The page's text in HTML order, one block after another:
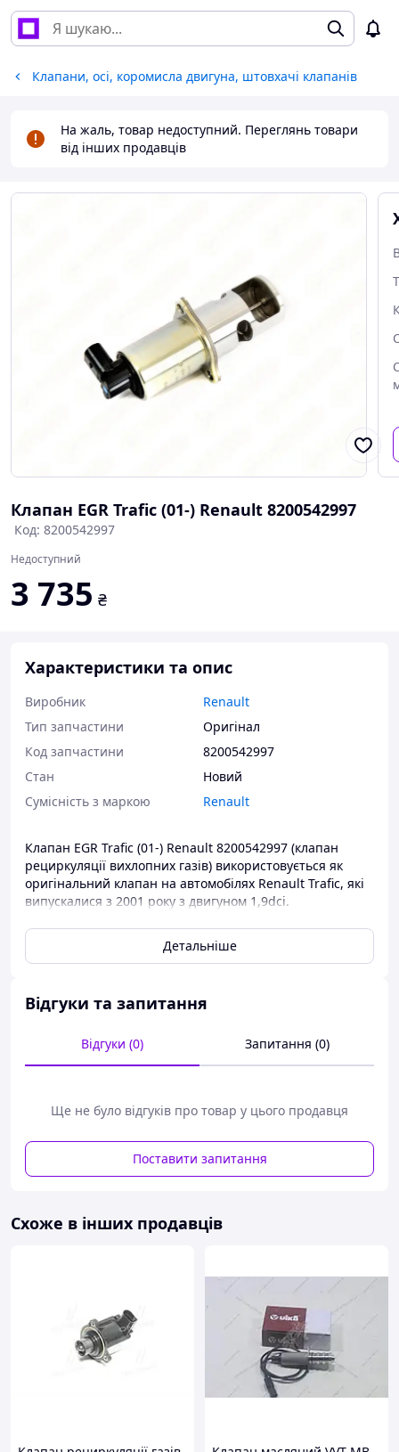
Клапани, осі, коромисла двигуна, штовхачі клапанів
На жаль, товар недоступний. Переглянь товари
від інших продавців
Клапан EGR Trafic (01-) Renault 8200542997
Код: 8200542997
Недоступний
3 735 ₴
Характеристики та опис
Виробник
Renault
Тип запчастини
Оригінал
Код запчастини
8200542997
Стан
Новий
Сумісність з маркою
Renault
Клапан EGR Trafic (01-) Renault 8200542997 (клапан
рециркуляції вихлопних газів) використовується як
оригінальний клапан на автомобілях Renault Trafic, які
випускалися з 2001 року з двигуном 1,9dci.
Клапана EGR від торгової марки Renault мають дуже
високу якість виготовлення, забезпечуючи високий
термін експлуатації деталі.
зможете придбати в нашому інтернет-магазині за
Детальніше
Відгуки та запитання
Відгуки (0) Запитання (0)
Ще не було відгуків про товар у цього продавця
Поставити запитання
Схоже в інших продавців